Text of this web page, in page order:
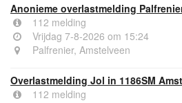
Anonieme overlastmelding
112 melding
Vrijdag 7-8-2026 om 15:24
Palfrenier, Amstelveen
Overlastmelding Jol in 1186SM
112 melding